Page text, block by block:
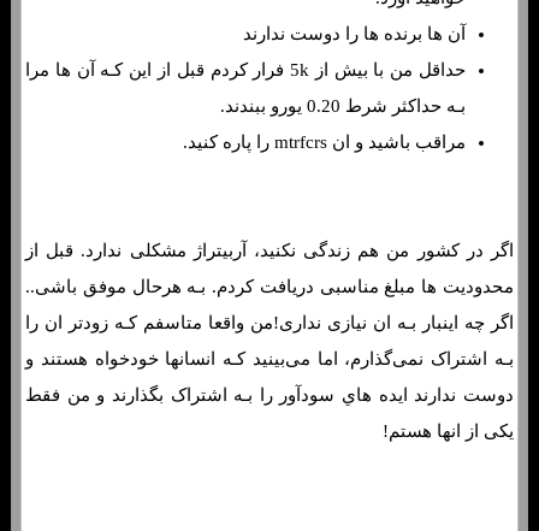
آن ها برنده ها را دوست ندارند
حداقل من با بیش از 5k فرار کردم قبل از این کـه آن ها مرا
بـه حداکثر شرط 0.20 یورو ببندند.
مراقب باشید و ان mtrfcrs را پاره کنید.
اگر در کشور من هم زندگی نکنید، آربیتراژ مشکلی ندارد. قبل از
محدودیت ها مبلغ مناسبی دریافت کردم. بـه هرحال موفق باشی..
اگر چه اینبار بـه ان نیازی نداری!من واقعا متاسفم کـه زودتر ان را
بـه اشتراک نمی‌گذارم، اما می‌بینید کـه انسانها خودخواه هستند و
دوست ندارند ایده هاي‌ سودآور را بـه اشتراک بگذارند و من فقط
یکی از انها هستم!